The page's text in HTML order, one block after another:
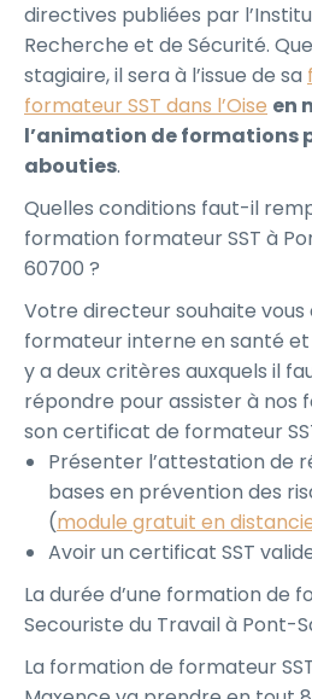
directives publiées par
Recherche et de Sécurité.
stagiaire, il sera à l’issue de sa
formateur SST dans l’Oise en
l’animation de formations
abouties.
Quelles conditions faut-il
formation formateur SST à
60700 ?
Votre directeur souhaite
formateur interne en santé
y a deux critères auxquels il
répondre pour assister à nos
son certificat de formateur
Présenter l’attestation de
bases en prévention des
(module gratuit en
Avoir un certificat SST
La durée d’une formation de
Secouriste du Travail à Pont-
La formation de formateur